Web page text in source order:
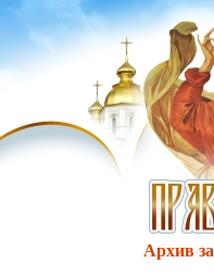
Архив